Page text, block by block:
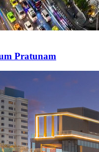
Pratunam